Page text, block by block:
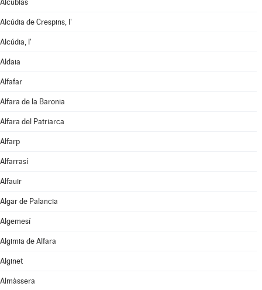
Alcublas
Alcúdia de Crespins, l'
Alcúdia, l'
Aldaia
Alfafar
Alfara de la Baronia
Alfara del Patriarca
Alfarp
Alfarrasí
Alfauir
Algar de Palancia
Algemesí
Algimia de Alfara
Alginet
Almàssera